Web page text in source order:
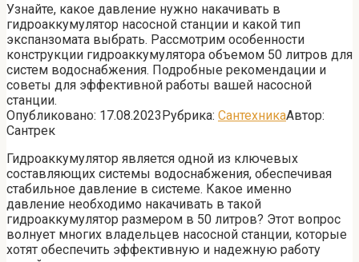
Узнайте, какое давление нужно накачивать в
гидроаккумулятор насосной станции и какой тип
экспанзомата выбрать. Рассмотрим особенности
конструкции гидроаккумулятора объемом 50 литров для
систем водоснабжения. Подробные рекомендации и
советы для эффективной работы вашей насосной
станции.
Опубликовано: 17.08.2023Рубрика: СантехникаАвтор:
Сантрек
Гидроаккумулятор является одной из ключевых
составляющих системы водоснабжения, обеспечивая
стабильное давление в системе. Какое именно
давление необходимо накачивать в такой
гидроаккумулятор размером в 50 литров? Этот вопрос
волнует многих владельцев насосной станции, которые
хотят обеспечить эффективную и надежную работу